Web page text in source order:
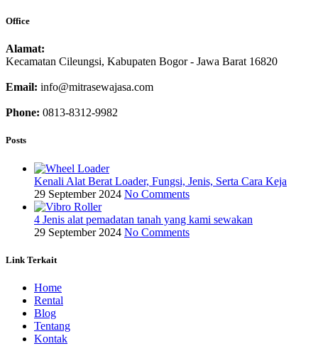
Office
Alamat:
Kecamatan Cileungsi, Kabupaten Bogor - Jawa Barat 16820
Email: info@mitrasewajasa.com
Phone: 0813-8312-9982
Posts
Kenali Alat Berat Loader, Fungsi, Jenis, Serta Cara Keja
29 September 2024 No Comments
4 Jenis alat pemadatan tanah yang kami sewakan
29 September 2024 No Comments
Link Terkait
Home
Rental
Blog
Tentang
Kontak